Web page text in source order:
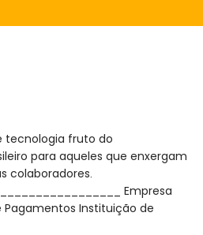
tecnologia fruto do
para aqueles que enxergam
colaboradores.
Empresa
Pagamentos Instituição de